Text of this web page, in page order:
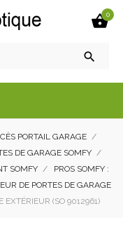
0

PORTAIL GARAGE
DE GARAGE SOMFY
SOMFY
PROS SOMFY :
DE PORTES DE GARAGE
EXTÉRIEUR (SO 9012961)